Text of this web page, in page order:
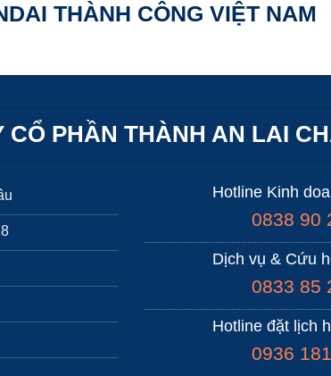
THÀNH CÔNG VIỆT NAM
CỔ PHẦN THÀNH AN LAI
Hotline Kinh
0838 90
Dịch vụ & Cứu
0833 85
Hotline đặt lịch
0936